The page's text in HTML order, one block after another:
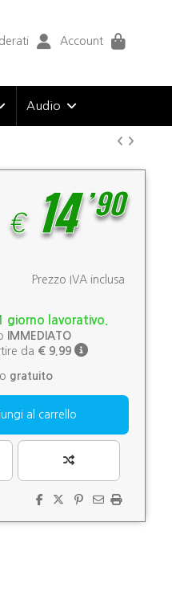
Account
Audio
14
€
,
90
Prezzo IVA inclusa
giorno lavorativo.
IMMEDIATO
da € 9.99
gratuito
al carrello